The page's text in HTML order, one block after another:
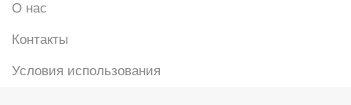
О нас
Контакты
Условия использования